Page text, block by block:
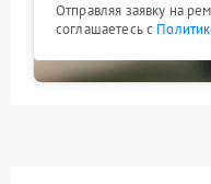
Отправляя заявку на
соглашаетесь с